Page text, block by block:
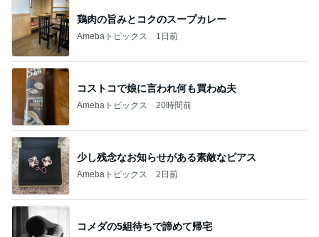
鶏肉の旨みとコクのスープカレー
Amebaトピックス 1日前
コストコで娘に言われ何も買わぬ夫
Amebaトピックス 20時間前
少し残念なお知らせがある素敵なピアス
Amebaトピックス 2日前
コメダの5組待ちで諦めて帰宅